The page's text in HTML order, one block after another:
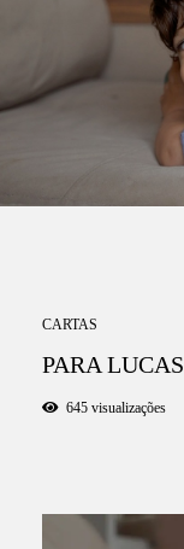
CARTAS
PARA LUCAS
645 visualizações